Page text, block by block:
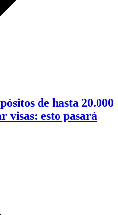
de hasta 20.000
visas: esto pasará